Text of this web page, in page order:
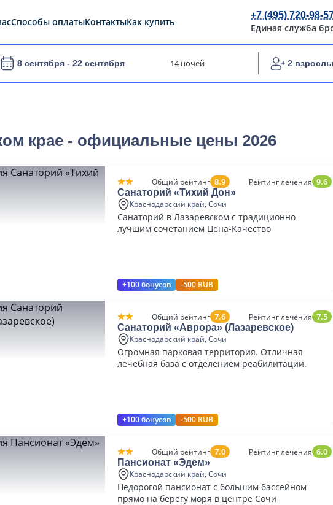
Способы оплатыКонтактыКак купить
+7 (495) 720-98-
Единая служба
8 сентября - 22 сентября 14 ночей 2
крае - официальные цены 2026
Общий рейтинг 8.9 Рейтинг лечения 9.6
Санаторий «Тихий Дон»
Краснодарский край, Сочи
Санаторий в Лазаревском с традиционно
лучшим сочетанием Цена-Качество
+100 бонусов -500 RUB
Общий рейтинг 7.6 Рейтинг лечения 7.5
Санаторий «Аврора» (Лазаревское)
Краснодарский край, Сочи
Огромная парковая территория. Отличная
лечебная база с отделением реабилитации.
+100 бонусов -500 RUB
Общий рейтинг 7.0 Рейтинг лечения 6.0
Пансионат «Эдем»
Краснодарский край, Сочи
Недорогой пансионат с большим бассейном
прямо на берегу моря в центре Сочи